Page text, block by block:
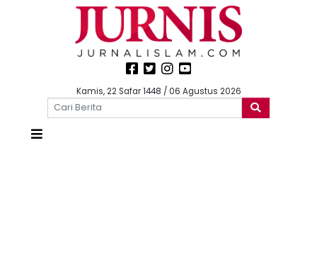
Kamis, 22 Safar 1448 / 06 Agustus 2026